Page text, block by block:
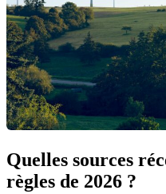
Quelles sources
règles de 2026 ?